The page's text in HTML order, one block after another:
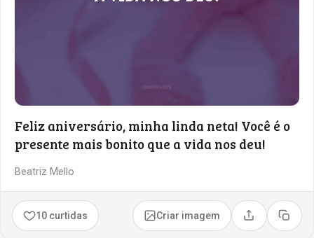
Feliz aniversário, minha linda neta! Você é o
presente mais bonito que a vida nos deu!
Beatriz Mello
10 curtidas Criar imagem Compartilhar
Copiar